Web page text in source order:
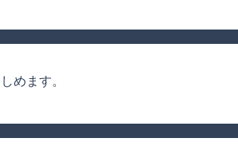
めます。